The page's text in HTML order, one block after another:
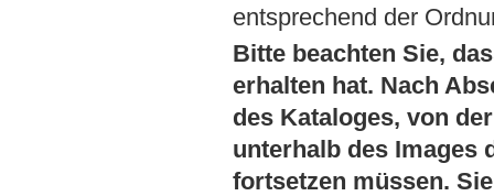
entsprechend der
Bitte beachten Sie,
erhalten hat. Nach
des Kataloges, von
unterhalb des Images
fortsetzen müssen.